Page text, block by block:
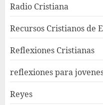
Radio Cristiana
Recursos Cristianos de
Reflexiones Cristianas
reflexiones para
Reyes